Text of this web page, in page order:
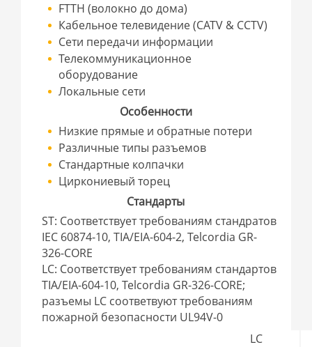
FTTH (волокно до дома)
Кабельное телевидение (CATV & CCTV)
Сети передачи информации
Телекоммуникационное
оборудование
Локальные сети
Особенности
Низкие прямые и обратные потери
Различные типы разъемов
Стандартные колпачки
Циркониевый торец
Стандарты
ST: Соответствует требованиям стандратов
IEC 60874-10, TIA/EIA-604-2, Telcordia GR-
326-CORE
LC: Соответствует требованиям стандартов
TIA/EIA-604-10, Telcordia GR-326-CORE;
разъемы LC соответвуют требованиям
пожарной безопасности UL94V-0
LC